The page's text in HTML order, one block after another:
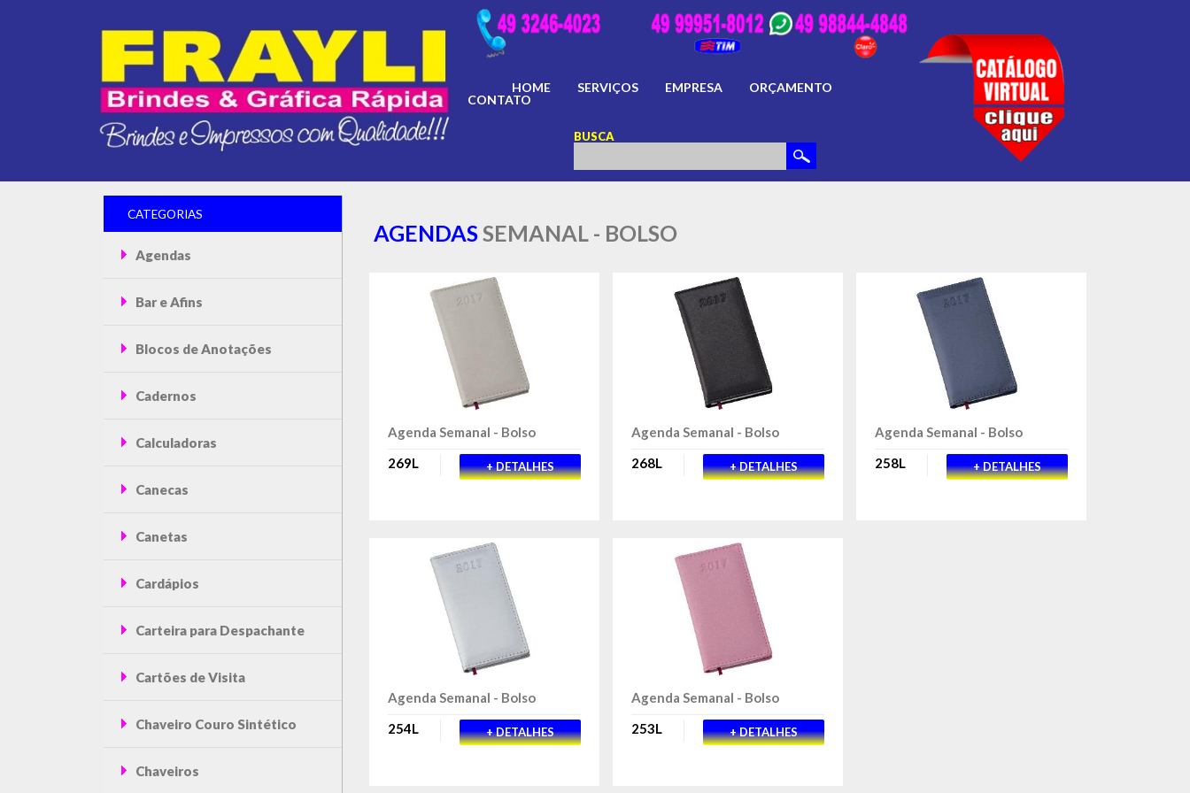
HOME SERVIÇOS EMPRESA
ORÇAMENTO
CONTATO
BUSCA
CATEGORIAS
Agendas
Bar e Afins
Blocos de Anotações
Cadernos
Calculadoras
Canecas
Canetas
Cardápios
Carteira para Despachante
Cartões de Visita
Chaveiro Couro Sintético
Chaveiros
AGENDASSEMANAL - BOLSO
Agenda Semanal - Bolso
269L
+ DETALHES
Agenda Semanal - Bolso
268L
+ DETALHES
Agenda Semanal - Bolso
258L
+ DETALHES
Agenda Semanal - Bolso
254L
+ DETALHES
Agenda Semanal - Bolso
253L
+ DETALHES